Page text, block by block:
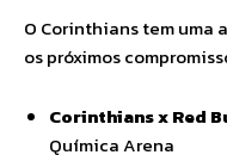
O Corinthians tem uma
os próximos
Corinthians x Red
Química Arena